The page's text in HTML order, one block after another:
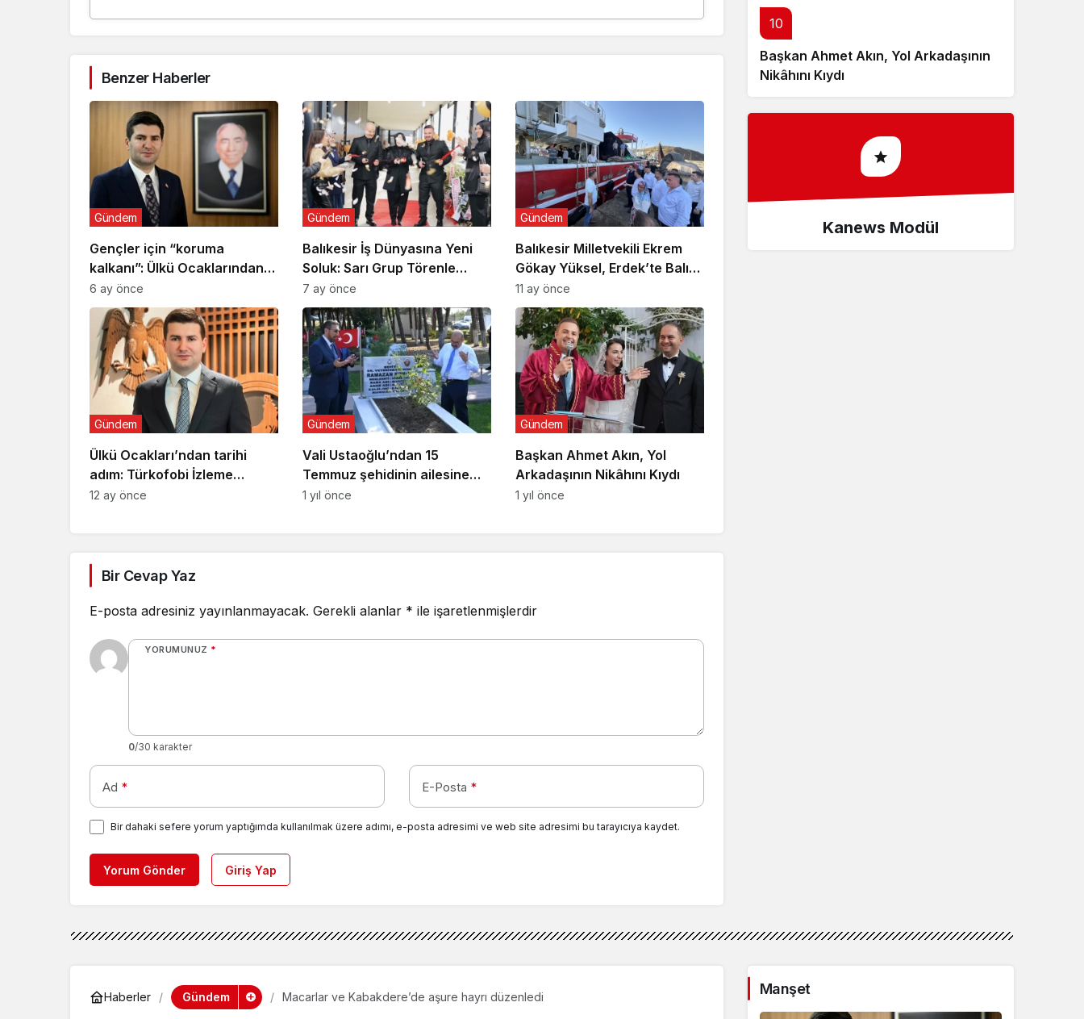
Benzer Haberler
Gençler için “koruma
kalkanı”: Ülkü Ocaklarından
uyuşturucu ve dijital
bağımlılığa karşı seferberlik
Gündem
6 ay önce
Balıkesir İş Dünyasına Yeni
Soluk: Sarı Grup Törenle
Açıldı
Gündem
7 ay önce
Balıkesir Milletvekili Ekrem
Gökay Yüksel, Erdek’te Balık
Avı Sezonunu “Vira Bismillah”
ile Açtı
Gündem
11 ay önce
Ülkü Ocakları’ndan tarihi
adım: Türkofobi İzleme
Merkezi
Gündem
12 ay önce
Vali Ustaoğlu’ndan 15
Temmuz şehidinin ailesine
ziyaret
Gündem
1 yıl önce
Başkan Ahmet Akın, Yol
Arkadaşının Nikâhını Kıydı
Gündem
1 yıl önce
Bir Cevap Yaz
E-posta adresiniz yayınlanmayacak. Gerekli alanlar * ile işaretlenmişlerdir
YORUMUNUZ *
0/30 karakter
Ad * E-Posta *
Bir dahaki sefere yorum yaptığımda kullanılmak üzere adımı, e-posta adresimi ve web site adresimi bu tarayıcıya kaydet.
Yorum Gönder Giriş Yap
10
Başkan Ahmet Akın, Yol Arkadaşının
Nikâhını Kıydı
Kanews Modül
Haberler Gündem Macarlar ve Kabakdere’de aşure hayrı düzenledi Manşet